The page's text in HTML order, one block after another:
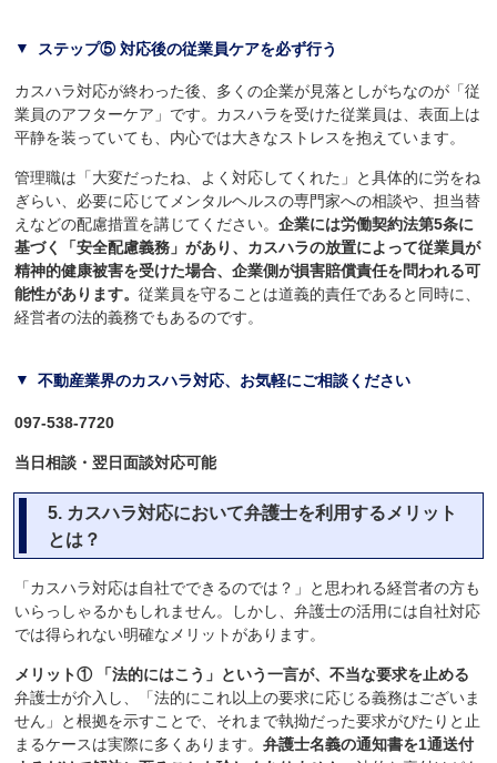
ステップ⑤ 対応後の従業員ケアを必ず行う
カスハラ対応が終わった後、多くの企業が見落としがちなのが「従
業員のアフターケア」です。カスハラを受けた従業員は、表面上は
平静を装っていても、内心では大きなストレスを抱えています。
管理職は「大変だったね、よく対応してくれた」と具体的に労をね
ぎらい、必要に応じてメンタルヘルスの専門家への相談や、担当替
えなどの配慮措置を講じてください。企業には労働契約法第5条に
基づく「安全配慮義務」があり、カスハラの放置によって従業員が
精神的健康被害を受けた場合、企業側が損害賠償責任を問われる可
能性があります。従業員を守ることは道義的責任であると同時に、
経営者の法的義務でもあるのです。
不動産業界のカスハラ対応、お気軽にご相談ください
097-538-7720
当日相談・翌日面談対応可能
5. カスハラ対応において弁護士を利用するメリット
とは？
「カスハラ対応は自社でできるのでは？」と思われる経営者の方も
いらっしゃるかもしれません。しかし、弁護士の活用には自社対応
では得られない明確なメリットがあります。
メリット① 「法的にはこう」という一言が、不当な要求を止める
弁護士が介入し、「法的にこれ以上の要求に応じる義務はございま
せん」と根拠を示すことで、それまで執拗だった要求がぴたりと止
まるケースは実際に多くあります。弁護士名義の通知書を1通送付